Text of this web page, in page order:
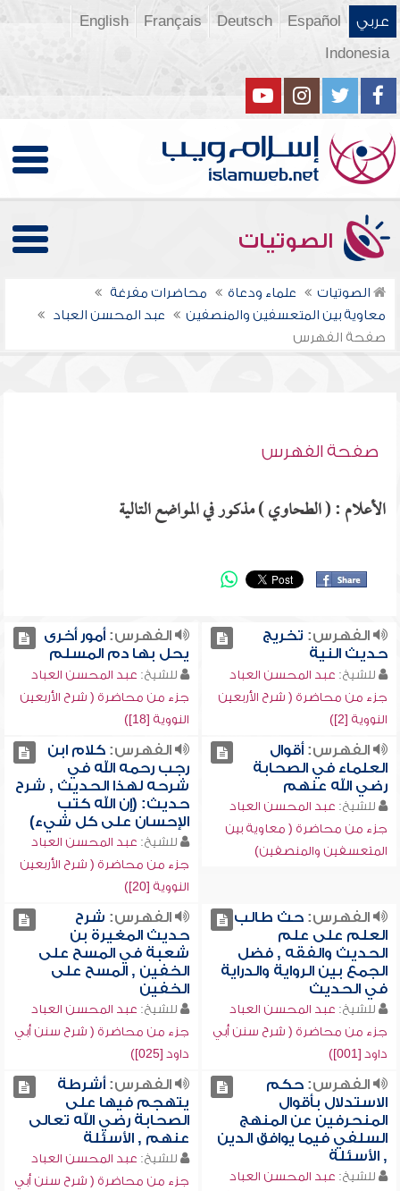
عربي Español
Deutsch
Français
English
Indonesia
الصوتيات
الصوتيات علماء ودعاة
محاضرات مفرغة
معاوية بين المتعسفين والمنصفين
عبد المحسن العباد
صفحة الفهرس
صفحة الفهرس
الأعلام : ( الطحاوي ) مذكور في المواضع التالية
الفهرس: تخريج
حديث النية
للشيخ: عبد المحسن العباد
جزء من محاضرة ( شرح الأربعين
النووية [2])
الفهرس:أمور أخرى
يحل بها دم المسلم
للشيخ: عبد المحسن العباد
جزء من محاضرة ( شرح الأربعين
النووية [18])
الفهرس:أقوال
العلماء في الصحابة
رضي الله عنهم
للشيخ: عبد المحسن العباد
جزء من محاضرة ( معاوية بين
المتعسفين والمنصفين)
الفهرس:كلام ابن
رجب رحمه الله في
شرحه لهذا الحديث , شرح
حديث: (إن الله كتب
الإحسان على كل شيء)
للشيخ: عبد المحسن العباد
جزء من محاضرة ( شرح الأربعين
النووية [20])
الفهرس:حث طالب
العلم على علم
الحديث والفقه , فضل
الجمع بين الرواية والدراية
في الحديث
للشيخ: عبد المحسن العباد
جزء من محاضرة ( شرح سنن أبي
داود [001])
الفهرس: شرح
حديث المغيرة بن
شعبة في المسح على
الخفين , المسح على
الخفين
للشيخ: عبد المحسن العباد
جزء من محاضرة ( شرح سنن أبي
داود [025])
الفهرس:حكم
الاستدلال بأقوال
المنحرفين عن المنهج
السلفي فيما يوافق الدين
, الأسئلة
للشيخ: عبد المحسن العباد
الفهرس:أشرطة
يتهجم فيها على
الصحابة رضي الله تعالى
عنهم , الأسئلة
للشيخ: عبد المحسن العباد
جزء من محاضرة ( شرح سنن أبي